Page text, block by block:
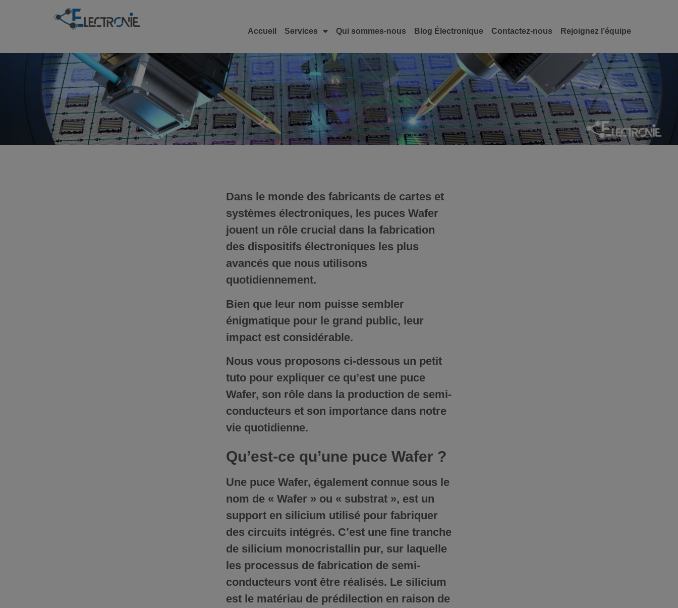
Accueil Services Qui sommes-nous Blog Électronique Contactez-nous Rejoignez l’équipe
Dans le monde des fabricants de cartes et
systèmes électroniques, les puces Wafer
jouent un rôle crucial dans la fabrication
des dispositifs électroniques les plus
avancés que nous utilisons
quotidiennement.
Bien que leur nom puisse sembler
énigmatique pour le grand public, leur
impact est considérable.
Nous vous proposons ci-dessous un petit
tuto pour expliquer ce qu’est une puce
Wafer, son rôle dans la production de semi-
conducteurs et son importance dans notre
vie quotidienne.
Qu’est-ce qu’une puce Wafer ?
Une puce Wafer, également connue sous le
nom de « Wafer » ou « substrat », est un
support en silicium utilisé pour fabriquer
des circuits intégrés. C’est une fine tranche
de silicium monocristallin pur, sur laquelle
les processus de fabrication de semi-
conducteurs vont être réalisés. Le silicium
est le matériau de prédilection en raison de